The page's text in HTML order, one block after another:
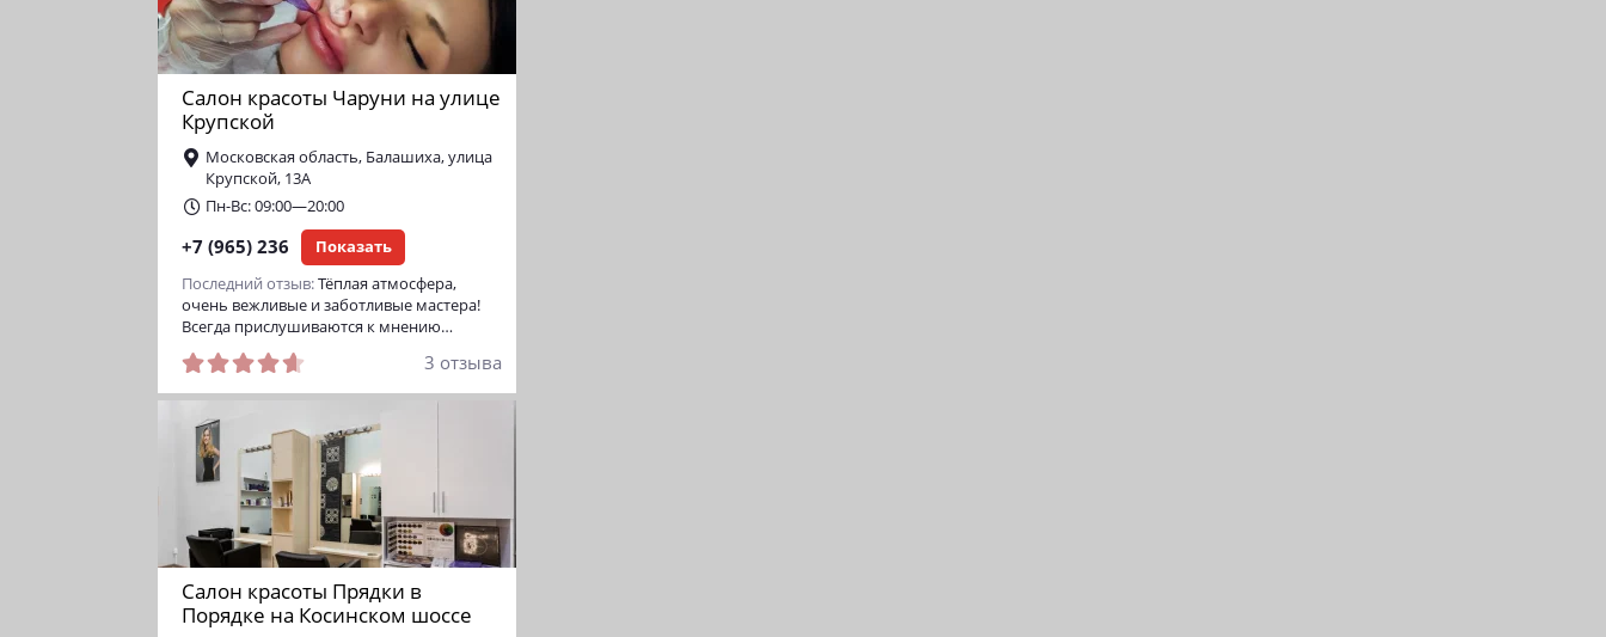
Салон красоты Чаруни на улице
Крупской
Московская область, Балашиха, улица
Крупской, 13А
Пн-Вс: 09:00—20:00
+7 (965) 236 Показать
Последний отзыв: Тёплая атмосфера,
очень вежливые и заботливые мастера!
Всегда прислушиваются к мнению…
3 отзыва
Салон красоты Прядки в
Порядке на Косинском шоссе